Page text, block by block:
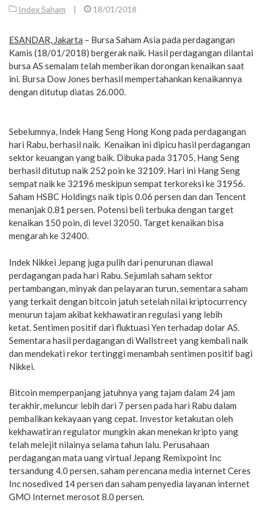
Index Saham | 18/01/2018
ESANDAR, Jakarta – Bursa Saham Asia pada perdagangan
Kamis (18/01/2018) bergerak naik. Hasil perdagangan dilantai
bursa AS semalam telah memberikan dorongan kenaikan saat
ini. Bursa Dow Jones berhasil mempertahankan kenaikannya
dengan ditutup diatas 26.000.
Sebelumnya, Indek Hang Seng Hong Kong pada perdagangan
hari Rabu, berhasil naik. Kenaikan ini dipicu hasil perdagangan
sektor keuangan yang baik. Dibuka pada 31705, Hang Seng
berhasil ditutup naik 252 poin ke 32109. Hari ini Hang Seng
sempat naik ke 32196 meskipun sempat terkoreksi ke 31956.
Saham HSBC Holdings naik tipis 0.06 persen dan dan Tencent
menanjak 0.81 persen. Potensi beli terbuka dengan target
kenaikan 150 poin, di level 32050. Target kenaikan bisa
mengarah ke 32400.
Indek Nikkei Jepang juga pulih dari penurunan diawal
perdagangan pada hari Rabu. Sejumlah saham sektor
pertambangan, minyak dan pelayaran turun, sementara saham
yang terkait dengan bitcoin jatuh setelah nilai kriptocurrency
menurun tajam akibat kekhawatiran regulasi yang lebih
ketat. Sentimen positif dari fluktuasi Yen terhadap dolar AS.
Sementara hasil perdagangan di Wallstreet yang kembali naik
dan mendekati rekor tertinggi menambah sentimen positif bagi
Nikkei.
Bitcoin memperpanjang jatuhnya yang tajam dalam 24 jam
terakhir, meluncur lebih dari 7 persen pada hari Rabu dalam
pembalikan kekayaan yang cepat. Investor ketakutan oleh
kekhawatiran regulator mungkin akan menekan kripto yang
telah melejit nilainya selama tahun lalu. Perusahaan
perdagangan mata uang virtual Jepang Remixpoint Inc
tersandung 4.0 persen, saham perencana media internet Ceres
Inc nosedived 14 persen dan saham penyedia layanan internet
GMO Internet merosot 8.0 persen.